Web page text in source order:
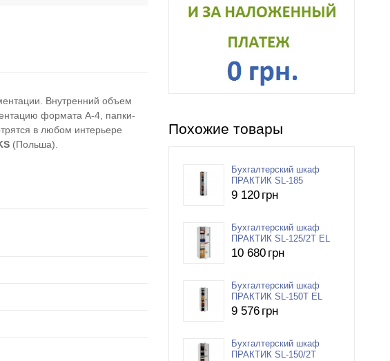
Внутренний объем
формата А-4, папки-
в любом интерьере
(Польша).
Похожие товары
Бухгалтерский шкаф
ПРАКТИК SL-185
9 120 грн
Бухгалтерский шкаф
ПРАКТИК SL-125/2T EL
10 680 грн
Бухгалтерский шкаф
ПРАКТИК SL-150T EL
9 576 грн
Бухгалтерский шкаф
ПРАКТИК SL-150/2T